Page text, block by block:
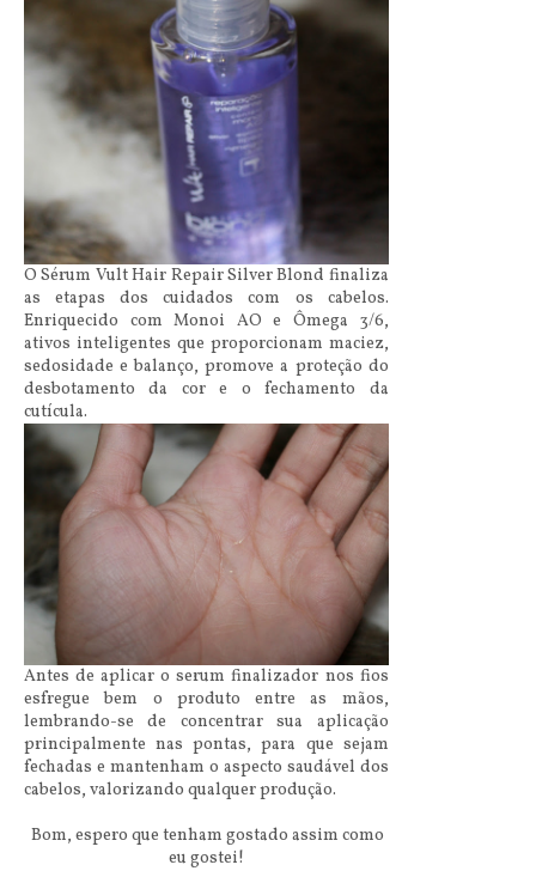
O Sérum Vult Hair Repair Silver Blond finaliza
as etapas dos cuidados com os cabelos.
Enriquecido com Monoi AO e Ômega 3/6,
ativos inteligentes que proporcionam maciez,
sedosidade e balanço, promove a proteção do
desbotamento da cor e o fechamento da
cutícula.
Antes de aplicar o serum finalizador nos fios
esfregue bem o produto entre as mãos,
lembrando-se de concentrar sua aplicação
principalmente nas pontas, para que sejam
fechadas e mantenham o aspecto saudável dos
cabelos, valorizando qualquer produção.
Bom, espero que tenham gostado assim como
eu gostei!